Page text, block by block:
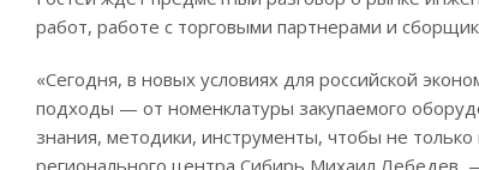
работ, работе с торговыми партнерами и
«Сегодня, в новых условиях для российской
подходы — от номенклатуры закупаемого
знания, методики, инструменты, чтобы не
регионального центра Сибирь Михаил Лебедев,